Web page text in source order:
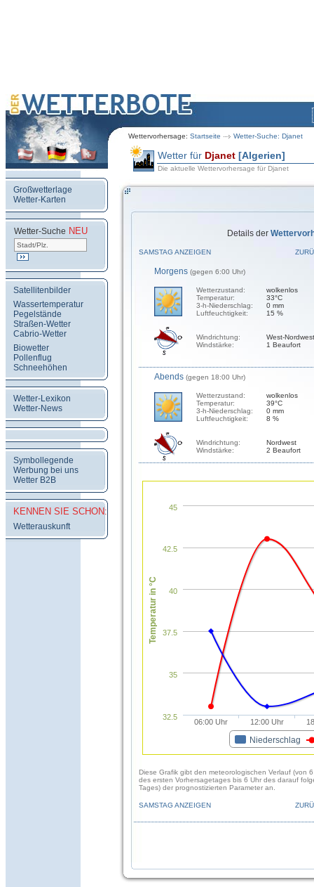
Wettervorhersage: Startseite Wetter-Suche: Djanet
Großwetterlage
Wetter-Karten
Wetter-Suche NEU
Satellitenbilder
Wassertemperatur
Pegelstände
Straßen-Wetter
Cabrio-Wetter
Biowetter
Pollenflug
Schneehöhen
Wetter-Lexikon
Wetter-News
Symbollegende
Werbung bei uns
Wetter B2B
KENNEN SIE SCHON:
Wetterauskunft
Wetter für Djanet [Algerien]
Die aktuelle Wettervorhersage für Djanet
Details der
SAMSTAG ANZEIGEN
Morgens (gegen 6:00 Uhr)
Wetterzustand:
Temperatur:
3-h-Niederschlag:
Luftfeuchtigkeit:
wolkenlos
33°C
0 mm
15 %
Windrichtung:
Windstärke:
West-Nordwest
1 Beaufort
Abends (gegen 18:00 Uhr)
Wetterzustand:
Temperatur:
3-h-Niederschlag:
Luftfeuchtigkeit:
wolkenlos
39°C
0 mm
8 %
Windrichtung:
Windstärke:
Nordwest
2 Beaufort
Temperatur in °C
Niederschlag
06:00 Uhr 12:00 Uhr
40
32.5
35
37.5
42.5
45
Diese Grafik gibt den meteorologischen Verlauf (von
des ersten Vorhersagetages bis 6 Uhr des darauf
Tages) der prognostizierten Parameter an.
SAMSTAG ANZEIGEN